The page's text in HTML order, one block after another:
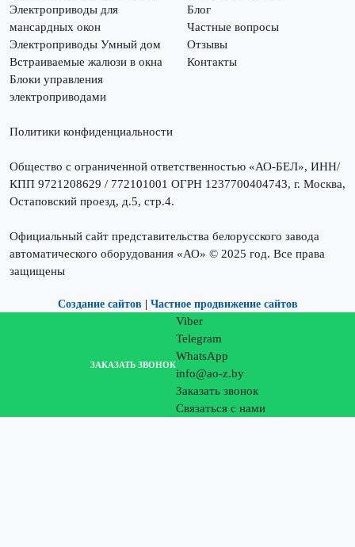
Электроприводы для
мансардных окон
Электроприводы Умный дом
Встраиваемые жалюзи в окна
Блоки управления
электроприводами
Блог
Частные вопросы
Отзывы
Контакты
Политики конфиденциальности
Общество с ограниченной ответственностью «АО-БЕЛ», ИНН/
КПП 9721208629 / 772101001 ОГРН 1237700404743, г. Москва,
Остаповский проезд, д.5, стр.4.
Официальный сайт представительства белорусского завода
автоматического оборудования «АО» © 2025 год. Все права
защищены
Создание сайтов Частное продвижение сайтов
ЗАКАЗАТЬ ЗВОНОК
Viber
Telegram
WhatsApp
info@ao-z.by
Заказать звонок
Связаться с нами